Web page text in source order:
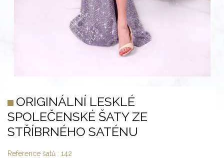
ORIGINÁLNÍ LESKLÉ
SPOLEČENSKÉ ŠATY ZE
STŘÍBRNÉHO SATÉNU
Reference šatů : 142